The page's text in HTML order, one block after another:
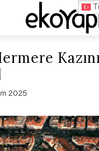
2025